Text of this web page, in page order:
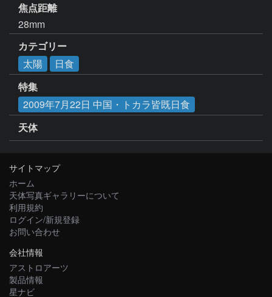
焦点距離
28mm
カテゴリー
太陽
日食
特集
2009年7月22日 中国・トカラ皆既日食
天体
サイトマップ
ホーム
天体写真ギャラリーについて
利用規約
ログイン/新規登録
お問い合わせ
会社情報
アストロアーツ
製品情報
星ナビ